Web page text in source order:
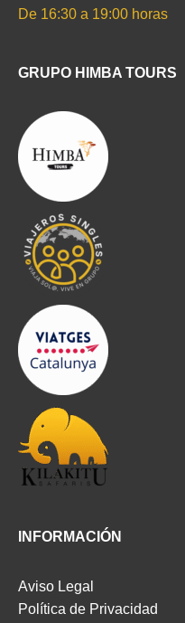
De 16:30 a 19:00 horas
GRUPO HIMBA TOURS
INFORMACIÓN
Aviso Legal
Política de Privacidad